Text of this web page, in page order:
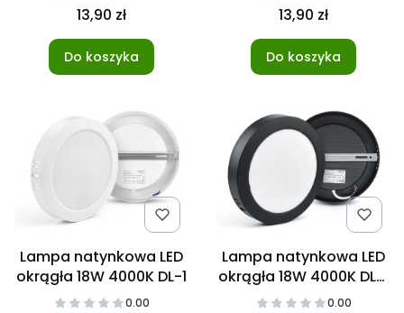
13,90 zł
Do koszyka
13,90 zł
Do koszyka
Lampa natynkowa LED
okrągła 18W 4000K DL-1
0.00
Lampa natynkowa LED
okrągła 18W 4000K DL-1
czarna0.00